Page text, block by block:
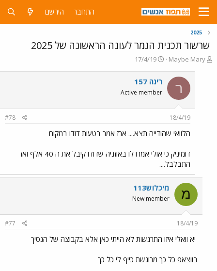
התחבר הירשם
2025
שרשור תכנית הגמר לעונה הראשונה של 2025
פ
Maybe Mary
פ
ס
ם
ת
י
17/4/19
ר רינה 157
Active member
18/4/19
#78
הלוואי שהודייה תצא.... ארז אמר בטעות דודו במקום
דומיניק כי אולי אמרו לו באוזניה שדודו קיבל את ה 40 אלף ואז
התבלבל....
מ מיכלוש113
New member
18/4/19
#77
יא וואלי איזו התרגשות לא הייתי כאן אלא בקבוצה של הנסיך
בווצאפ כל כך מרוגשת כייף לי כל כך